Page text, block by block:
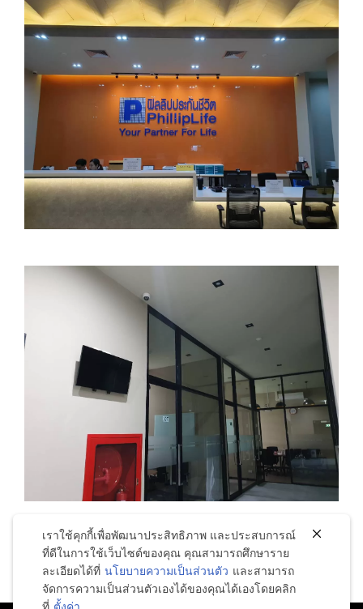
เราใช้คุกกี้เพื่อพัฒนาประสิทธิภาพ และประสบการณ์
ที่ดีในการใช้เว็บไซต์ของคุณ คุณสามารถศึกษาราย
ละเอียดได้ที่ นโยบายความเป็นส่วนตัว และสามารถ
จัดการความเป็นส่วนตัวเองได้ของคุณได้เองโดยคลิก